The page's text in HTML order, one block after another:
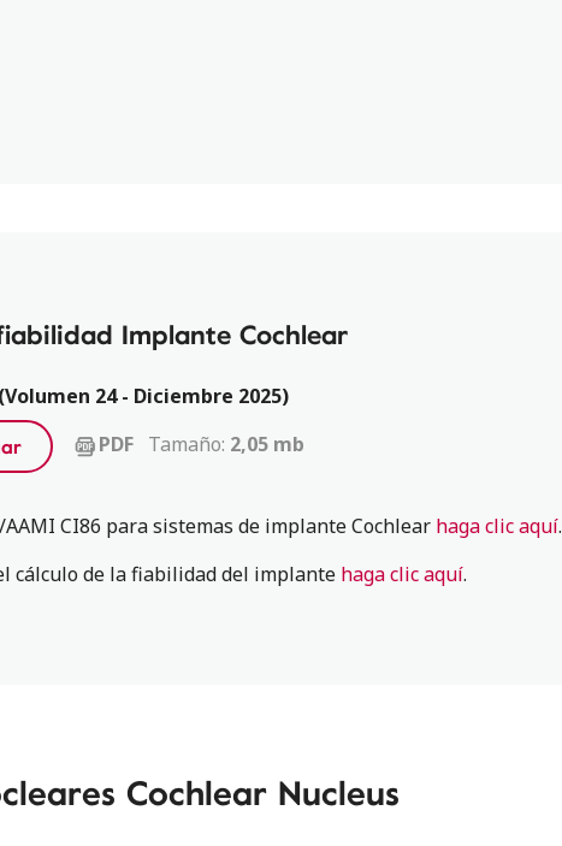
Implante Cochlear
24 - Diciembre 2025)
PDF Tamaño: 2,05 mb
CI86 para sistemas de implante Cochlear haga clic aquí.
cálculo de la fiabilidad del implante haga clic aquí.
Cochlear Nucleus